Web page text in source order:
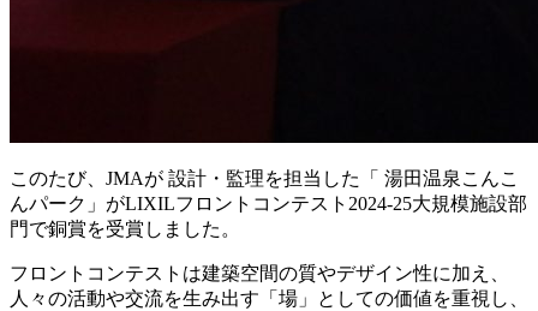
このたび、JMAが 設計・監理を担当した「 湯田温泉こんこ
んパーク」がLIXILフロントコンテスト2024-25大規模施設部
門で銅賞を受賞しました。
フロントコンテストは建築空間の質やデザイン性に加え、
人々の活動や交流を生み出す「場」としての価値を重視し、